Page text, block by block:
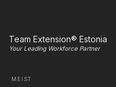
Team Extension® Estonia
Your Leading Workforce Partner
MEIST